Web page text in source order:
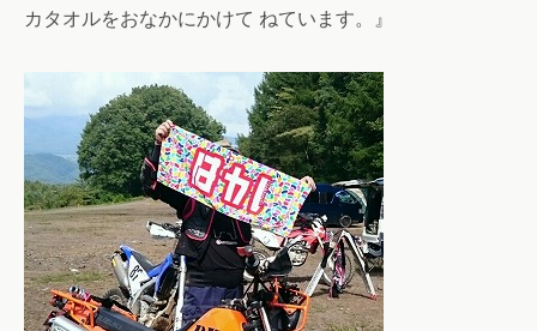
カタオルをおなかにかけて ねています。』